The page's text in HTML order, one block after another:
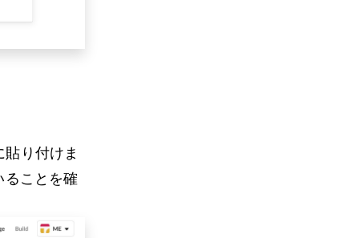
り付けま
ることを確